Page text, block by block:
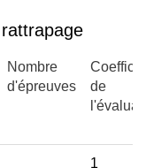
Nombre
d'épreuves
de
1